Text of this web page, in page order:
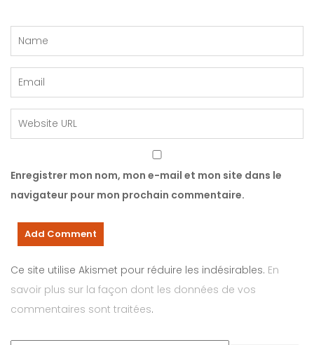
Enregistrer mon nom, mon e-mail et mon site dans le
navigateur pour mon prochain commentaire.
Ce site utilise Akismet pour réduire les indésirables. En
savoir plus sur la façon dont les données de vos
commentaires sont traitées.